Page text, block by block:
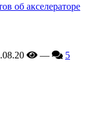
об акселераторе
— 5